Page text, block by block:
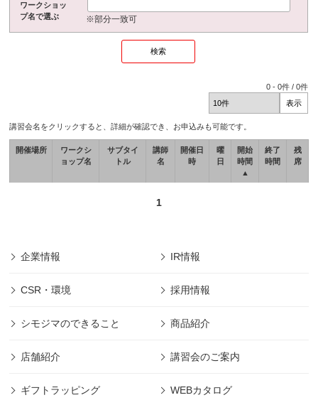
ワークショッ
プ名で選ぶ
※部分一致可
0 -0件 /0件
講習会名をクリックすると、詳細が確認でき、お申込みも可能です。
開催場所
ワークシ
ョップ名
サブタイ
トル
講師
名
開催日
時
曜
日
開始
時間
▲
終了
時間
残
席
1
企業情報 IR情報
CSR・環境 採用情報
シモジマのできること 商品紹介
店舗紹介 講習会のご案内
ギフトラッピング WEBカタログ